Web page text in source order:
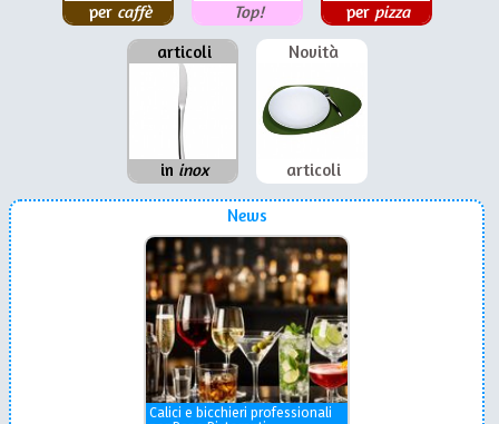
per caffè Top! per pizza
articoli
in inox
Novità
articoli
News
Calici e bicchieri professionali